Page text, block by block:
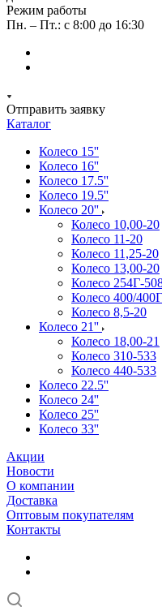
Режим работы
Пн. – Пт.: с 8:00 до 16:30
Отправить заявку
Каталог
Колесо 15''
Колесо 16''
Колесо 17.5''
Колесо 19.5''
Колесо 20''
Колесо 10,00-20
Колесо 11-20
Колесо 11,25-20
Колесо 13,00-20
Колесо 254Г-
Колесо 400/
Колесо 8,5-20
Колесо 21''
Колесо 18,00-21
Колесо 310-533
Колесо 440-533
Колесо 22.5''
Колесо 24''
Колесо 25''
Колесо 33''
Акции
Новости
О компании
Доставка
Оптовым покупателям
Контакты